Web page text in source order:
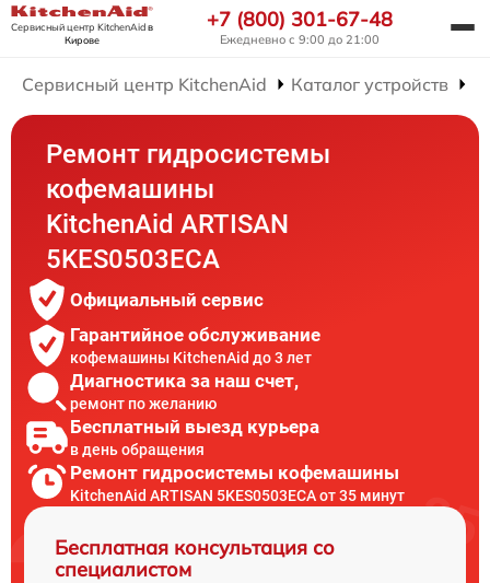
Сервисный центр KitchenAidв
Кирове
+7 (800) 301-67-48
Ежедневно с 9:00 до 21:00
Сервисный центр KitchenAid Каталог устройств
Ремонт гидросистемы
кофемашины
KitchenAid ARTISAN
5KES0503ECA
Официальный сервис
Гарантийное обслуживание
кофемашины KitchenAid до 3 лет
Диагностика за наш счет,
ремонт по желанию
Бесплатный выезд курьера
в день обращения
Ремонт гидросистемы кофемашины
KitchenAid ARTISAN 5KES0503ECA от 35 минут
Бесплатная консультация со
специалистом